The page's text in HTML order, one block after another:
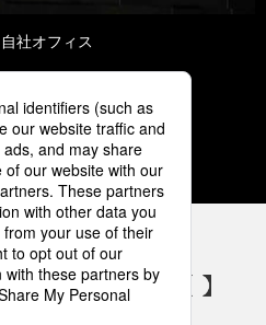
社オフィス
4 5
設備 SNSアカウント